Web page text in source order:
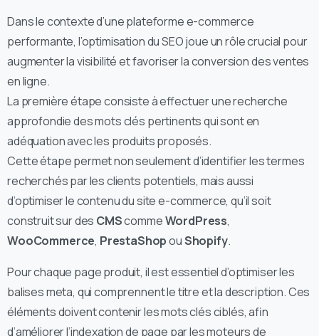
Dans le contexte d’une plateforme e-commerce
performante, l’optimisation du SEO joue un rôle crucial pour
augmenter la visibilité et favoriser la conversion des ventes
en ligne.
La première étape consiste à effectuer une recherche
approfondie des mots clés pertinents qui sont en
adéquation avec les produits proposés.
Cette étape permet non seulement d’identifier les termes
recherchés par les clients potentiels, mais aussi
d’optimiser le contenu du site e-commerce, qu’il soit
construit sur des CMScommeWordPress,
WooCommerce, PrestaShopouShopify.
Pour chaque page produit, il est essentiel d’optimiser les
balises meta, qui comprennent le titre et la description. Ces
éléments doivent contenir les mots clés ciblés, afin
d’améliorer l’indexation de page par les moteurs de